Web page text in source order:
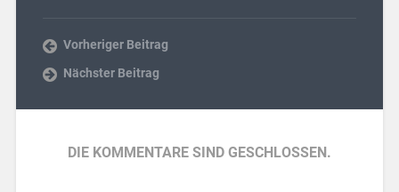
Vorheriger Beitrag
Nächster Beitrag
DIE KOMMENTARE SIND GESCHLOSSEN.